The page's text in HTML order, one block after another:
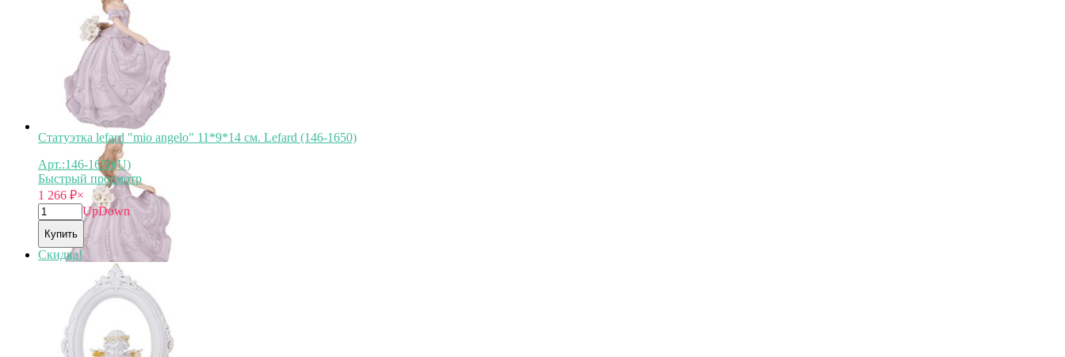
Статуэтка lefard "mio angelo" 11*9*14 см. Lefard (146-1650)
Арт.:146-1650(U)
Быстрый просмотр
1 266 ₽×
UpDown
Купить
Скидка!